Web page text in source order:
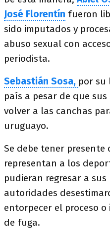
José Florentín fueron
sido imputados y
abuso sexual con
periodista.
Sebastián Sosa, por su
país a pesar de que
volver a las canchas
uruguayo.
Se debe tener
representan a los
pudieran regresar a
autoridades
entorpecer el proceso
de fuga.